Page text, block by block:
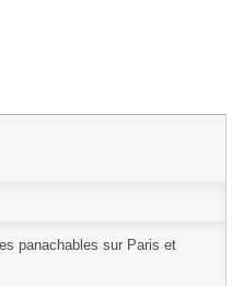
panachables sur Paris et